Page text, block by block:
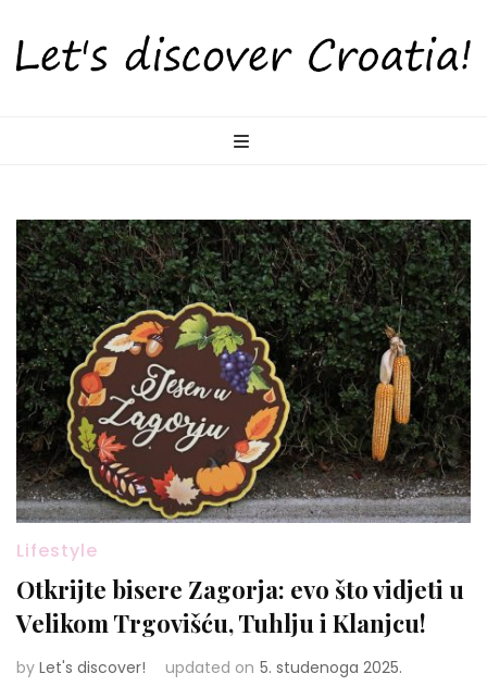
Lifestyle
Otkrijte bisere Zagorja: evo što vidjeti u
Velikom Trgovišću, Tuhlju i Klanjcu!
by Let's discover! updated on 5. studenoga 2025.